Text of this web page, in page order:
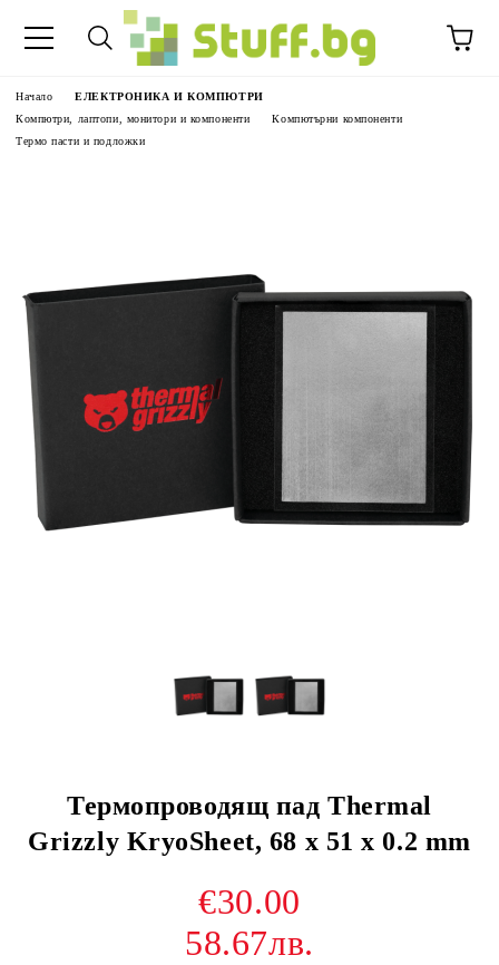
Начало
ЕЛЕКТРОНИКА И КОМПЮТРИ
Компютри, лаптопи, монитори и компоненти
Компютърни компоненти
Термо пасти и подложки
Термопроводящ пад Thermal
Grizzly KryoSheet, 68 х 51 х 0.2 mm
€30.00
58.67лв.